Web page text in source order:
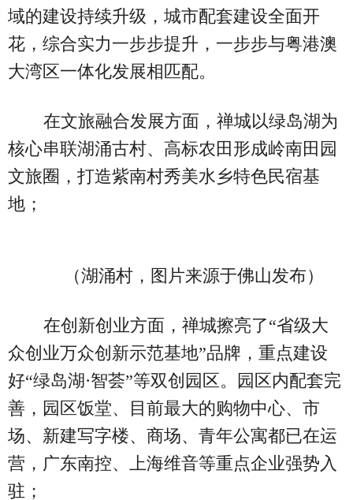
域的建设持续升级，城市配套建设全面开
花，综合实力一步步提升，一步步与粤港澳
大湾区一体化发展相匹配。
在文旅融合发展方面，禅城以绿岛湖为
核心串联湖涌古村、高标农田形成岭南田园
文旅圈，打造紫南村秀美水乡特色民宿基
地；
（湖涌村，图片来源于佛山发布）
在创新创业方面，禅城擦亮了“省级大
众创业万众创新示范基地”品牌，重点建设
好“绿岛湖·智荟”等双创园区。园区内配套完
善，园区饭堂、目前最大的购物中心、市
场、新建写字楼、商场、青年公寓都已在运
营，广东南控、上海维音等重点企业强势入
驻；